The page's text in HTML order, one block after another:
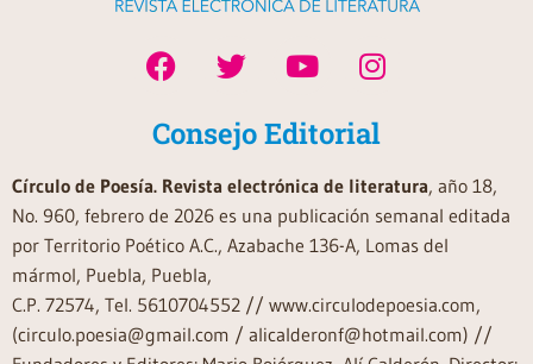
Consejo Editorial
Círculo de Poesía. Revista electrónica de literatura, año 18,
No. 960, febrero de 2026 es una publicación semanal editada
por Territorio Poético A.C., Azabache 136-A, Lomas del
mármol, Puebla, Puebla,
C.P. 72574, Tel. 5610704552 // www.circulodepoesia.com,
(circulo.poesia@gmail.com / alicalderonf@hotmail.com) //